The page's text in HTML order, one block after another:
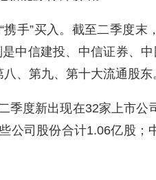
手”买入。截至二季度末
中信建投、中信证券、
、第九、第十大流通股东
季度新出现在32家上市公
公司股份合计1.06亿股；